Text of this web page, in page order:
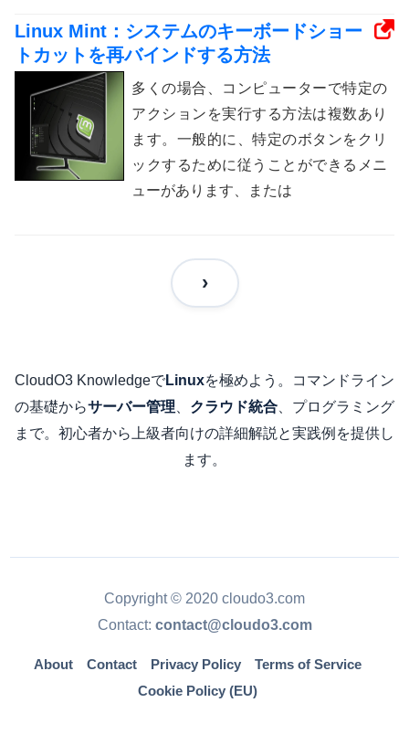
Linux Mint：システムのキーボードショー
トカットを再バインドする方法
多くの場合、コンピューターで特定の
アクションを実行する方法は複数あり
ます。一般的に、特定のボタンをクリ
ックするために従うことができるメニ
ューがあります、または
CloudO3 KnowledgeでLinuxを極めよう。コマンドライン
の基礎からサーバー管理 クラウド統合 、プログラミング
まで。初心者から上級者向けの詳細解説と実践例を提供し
ます。
Copyright © 2020 cloudo3.com
Contact: contact@cloudo3.com
About Contact Privacy Policy
Terms of Service
Cookie Policy (EU)